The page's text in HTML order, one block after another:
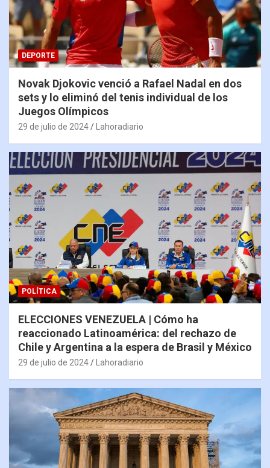
DEPORTE
Novak Djokovic venció a Rafael Nadal en dos
sets y lo eliminó del tenis individual de los
Juegos Olímpicos
29 de julio de 2024 Lahoradiario
POLÍTICA
ELECCIONES VENEZUELA | Cómo ha
reaccionado Latinoamérica: del rechazo de
Chile y Argentina a la espera de Brasil y México
29 de julio de 2024 Lahoradiario